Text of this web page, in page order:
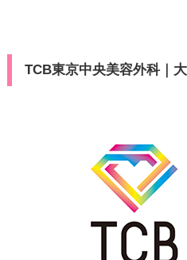
TCB東京中央美容外科｜